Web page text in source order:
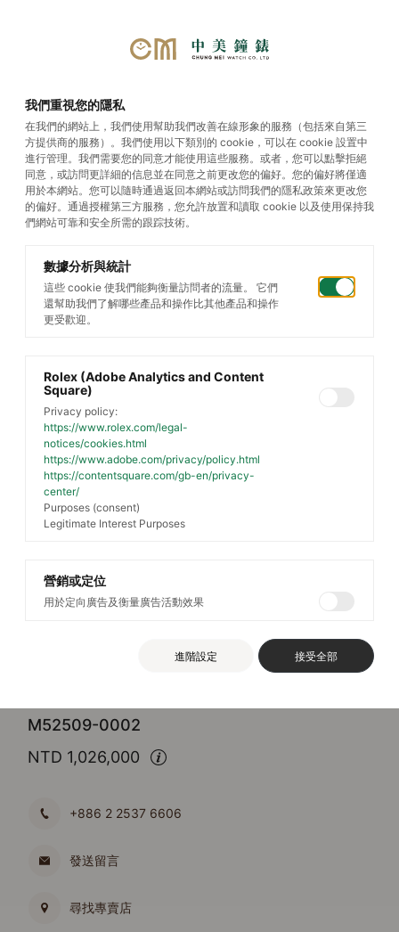
1908
M52509-0002
NTD 1,026,000
+886 2 2537 6606
發送留言
尋找專賣店
我們重視您的隱私
在我們的網站上，我們使用幫助我們改善在線形象的服務（包括來自第三
方提供商的服務）。我們使用以下類別的 cookie，可以在 cookie 設置中
進行管理。我們需要您的同意才能使用這些服務。或者，您可以點擊拒絕
同意，或訪問更詳細的信息並在同意之前更改您的偏好。您的偏好將僅適
用於本網站。您可以隨時通過返回本網站或訪問我們的隱私政策來更改您
的偏好。通過授權第三方服務，您允許放置和讀取 cookie 以及使用保持我
們網站可靠和安全所需的跟踪技術。
數據分析與統計
這些 cookie 使我們能夠衡量訪問者的流量。 它們
還幫助我們了解哪些產品和操作比其他產品和操作
更受歡迎。
Rolex (Adobe Analytics and Content
Square)
Privacy policy:
https://www.rolex.com/legal-
notices/cookies.html
https://www.adobe.com/privacy/policy.html
https://contentsquare.com/gb-en/privacy-
center/
Purposes (consent)
Legitimate Interest Purposes
營銷或定位
用於定向廣告及衡量廣告活動效果
進階設定 接受全部